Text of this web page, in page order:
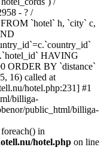
- ? /
`hotel` h, `city` c,
HAVING
ORDER BY `distance`
16) called at
hotel.php:231] #1
billiga-
public_html/billiga-
in
hotel.php on line